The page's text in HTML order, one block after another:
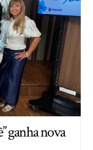
ganha nova